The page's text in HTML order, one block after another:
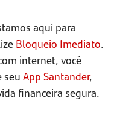
aqui para
Bloqueio Imediato.
internet, você
seu App Santander,
financeira segura.